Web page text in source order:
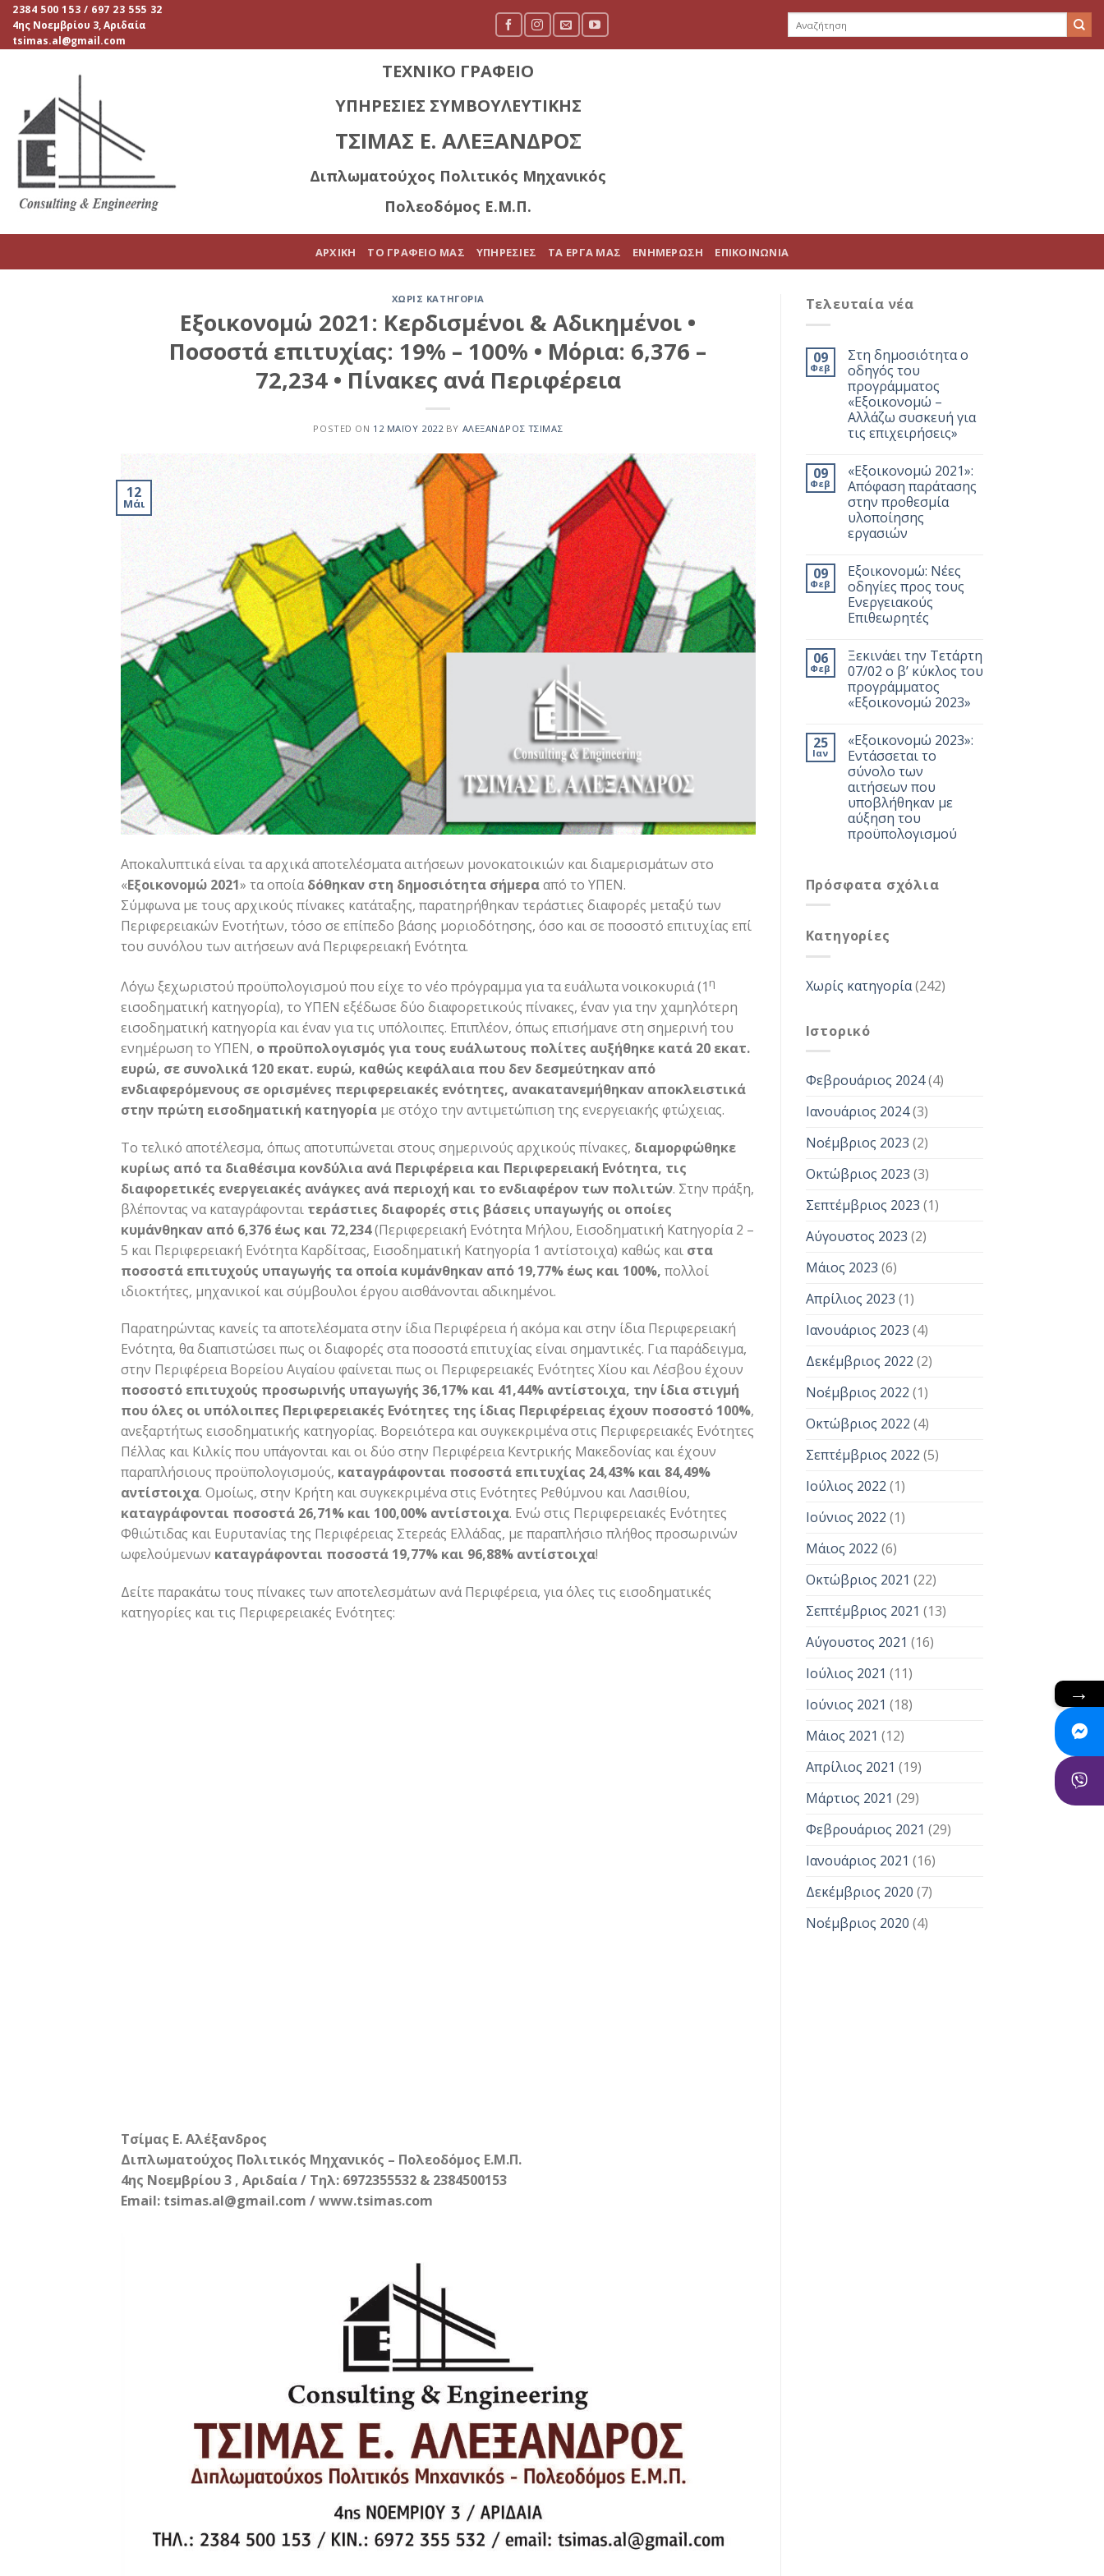
Skip
content
2384 500 153 / 697 23 555 32
4ης Νοεμβρίου 3, Αριδαία
tsimas.al@gmail.com
ΤΕΧΝΙΚΟ ΓΡΑΦΕΙΟ
ΥΠΗΡΕΣΙΕΣ ΣΥΜΒΟΥΛΕΥΤΙΚΗΣ
ΤΣΙΜΑΣ Ε. ΑΛΕΞΑΝΔΡΟΣ
Διπλωματούχος Πολιτικός Μηχανικός
Πολεοδόμος Ε.Μ.Π.
ΑΡΧΙΚΗ
ΑΡΧΙΚΗ ΤΟ ΓΡΑΦΕΙΟ ΜΑΣ ΥΠΗΡΕΣΙΕΣ ΤΑ ΕΡΓΑ ΜΑΣ ΕΝΗΜΕΡΩΣΗ ΕΠΙΚΟΙΝΩΝΙΑ
ΧΩΡΊΣ ΚΑΤΗΓΟΡΊΑ
Εξοικονομώ 2021: Κερδισμένοι & Αδικημένοι •
Ποσοστά επιτυχίας: 19% – 100% • Μόρια: 6,376 –
72,234 • Πίνακες ανά Περιφέρεια
POSTED ON 12 ΜΑΪ́ΟΥ 2022 BY ΑΛΈΞΑΝΔΡΟΣ ΤΣΊΜΑΣ
12
Μάι
Αποκαλυπτικά είναι τα αρχικά αποτελέσματα αιτήσεων μονοκατοικιών και διαμερισμάτων στο
«Εξοικονομώ 2021» τα οποίαδόθηκαν στη δημοσιότητα σήμερααπό το ΥΠΕΝ.
Σύμφωνα με τους αρχικούς πίνακες κατάταξης, παρατηρήθηκαν τεράστιες διαφορές μεταξύ των
Περιφερειακών Ενοτήτων, τόσο σε επίπεδο βάσης μοριοδότησης, όσο και σε ποσοστό επιτυχίας επί
του συνόλου των αιτήσεων ανά Περιφερειακή Ενότητα.
Λόγω ξεχωριστού προϋπολογισμού που είχε το νέο πρόγραμμα για τα ευάλωτα νοικοκυριά (1 η
εισοδηματική κατηγορία), το ΥΠΕΝ εξέδωσε δύο διαφορετικούς πίνακες, έναν για την χαμηλότερη
εισοδηματική κατηγορία και έναν για τις υπόλοιπες. Επιπλέον, όπως επισήμανε στη σημερινή του
ενημέρωση το ΥΠΕΝ, ο προϋπολογισμός για τους ευάλωτους πολίτες αυξήθηκε κατά 20 εκατ.
ευρώ, σε συνολικά 120 εκατ. ευρώ, καθώς κεφάλαια που δεν δεσμεύτηκαν από
ενδιαφερόμενους σε ορισμένες περιφερειακές ενότητες, ανακατανεμήθηκαν αποκλειστικά
στην πρώτη εισοδηματική κατηγορία με στόχο την αντιμετώπιση της ενεργειακής φτώχειας.
Το τελικό αποτέλεσμα, όπως αποτυπώνεται στους σημερινούς αρχικούς πίνακες, διαμορφώθηκε
κυρίως από τα διαθέσιμα κονδύλια ανά Περιφέρεια και Περιφερειακή Ενότητα, τις
διαφορετικές ενεργειακές ανάγκες ανά περιοχή και το ενδιαφέρον των πολιτών. Στην πράξη,
βλέποντας να καταγράφονται τεράστιες διαφορές στις βάσεις υπαγωγής οι οποίες
κυμάνθηκαν από 6,376 έως και 72,234(Περιφερειακή Ενότητα Μήλου, Εισοδηματική Κατηγορία 2 –
5 και Περιφερειακή Ενότητα Καρδίτσας, Εισοδηματική Κατηγορία 1 αντίστοιχα) καθώς και στα
ποσοστά επιτυχούς υπαγωγής τα οποία κυμάνθηκαν από 19,77% έως και 100%, πολλοί
ιδιοκτήτες, μηχανικοί και σύμβουλοι έργου αισθάνονται αδικημένοι.
Παρατηρώντας κανείς τα αποτελέσματα στην ίδια Περιφέρεια ή ακόμα και στην ίδια Περιφερειακή
Ενότητα, θα διαπιστώσει πως οι διαφορές στα ποσοστά επιτυχίας είναι σημαντικές. Για παράδειγμα,
στην Περιφέρεια Βορείου Αιγαίου φαίνεται πως οι Περιφερειακές Ενότητες Χίου και Λέσβου έχουν
ποσοστό επιτυχούς προσωρινής υπαγωγής 36,17% και 41,44% αντίστοιχα, την ίδια στιγμή
που όλες οι υπόλοιπες Περιφερειακές Ενότητες της ίδιας Περιφέρειας έχουν ποσοστό 100%,
ανεξαρτήτως εισοδηματικής κατηγορίας. Βορειότερα και συγκεκριμένα στις Περιφερειακές Ενότητες
Πέλλας και Κιλκίς που υπάγονται και οι δύο στην Περιφέρεια Κεντρικής Μακεδονίας και έχουν
παραπλήσιους προϋπολογισμούς, καταγράφονται ποσοστά επιτυχίας 24,43% και 84,49%
αντίστοιχα. Ομοίως, στην Κρήτη και συγκεκριμένα στις Ενότητες Ρεθύμνου και Λασιθίου,
καταγράφονται ποσοστά 26,71% και 100,00% αντίστοιχα. Ενώ στις Περιφερειακές Ενότητες
Φθιώτιδας και Ευρυτανίας της Περιφέρειας Στερεάς Ελλάδας, με παραπλήσιο πλήθος προσωρινών
ωφελούμενων καταγράφονται ποσοστά 19,77% και 96,88% αντίστοιχα!
Δείτε παρακάτω τους πίνακες των αποτελεσμάτων ανά Περιφέρεια, για όλες τις εισοδηματικές
κατηγορίες και τις Περιφερειακές Ενότητες:
Τσίμας Ε. Αλέξανδρος
Διπλωματούχος Πολιτικός Μηχανικός – Πολεοδόμος Ε.Μ.Π.
4ης Νοεμβρίου 3 , Αριδαία / Τηλ: 6972355532 & 2384500153
Email: tsimas.al@gmail.com / www.tsimas.com
Τελευταία νέα
09
Φεβ
Στη δημοσιότητα ο
οδηγός του
προγράμματος
«Εξοικονομώ –
Αλλάζω συσκευή για
τις επιχειρήσεις»
09
Φεβ
«Εξοικονομώ 2021»:
Απόφαση παράτασης
στην προθεσμία
υλοποίησης
εργασιών
09
Φεβ
Εξοικονομώ: Νέες
οδηγίες προς τους
Ενεργειακούς
Επιθεωρητές
06
Φεβ
Ξεκινάει την Τετάρτη
07/02 ο β’ κύκλος του
προγράμματος
«Εξοικονομώ 2023»
25
Ιαν
«Εξοικονομώ 2023»:
Εντάσσεται το
σύνολο των
αιτήσεων που
υποβλήθηκαν με
αύξηση του
προϋπολογισμού
Πρόσφατα σχόλια
Kατηγορίες
Χωρίς κατηγορία(242)
Ιστορικό
Φεβρουάριος 2024(4)
Ιανουάριος 2024(3)
Νοέμβριος 2023 (2)
Οκτώβριος 2023 (3)
Σεπτέμβριος 2023 (1)
Αύγουστος 2023 (2)
Μάιος 2023 (6)
Απρίλιος 2023 (1)
Ιανουάριος 2023 (4)
Δεκέμβριος 2022 (2)
Νοέμβριος 2022 (1)
Οκτώβριος 2022 (4)
Σεπτέμβριος 2022 (5)
Ιούλιος 2022 (1)
Ιούνιος 2022 (1)
Μάιος 2022 (6)
Οκτώβριος 2021 (22)
Σεπτέμβριος 2021 (13)
Αύγουστος 2021 (16)
Ιούλιος 2021 (11)
Ιούνιος 2021 (18)
Μάιος 2021 (12)
Απρίλιος 2021 (19)
Μάρτιος 2021 (29)
Φεβρουάριος 2021 (29)
Ιανουάριος 2021 (16)
Δεκέμβριος 2020 (7)
Νοέμβριος 2020 (4)
→